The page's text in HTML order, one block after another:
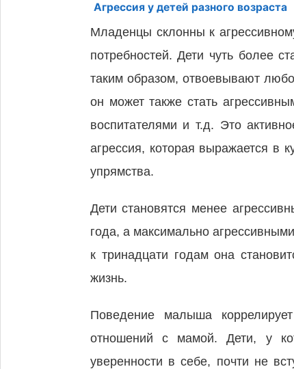
Агрессия у детей разного возраста
Младенцы склонны к
потребностей. Дети чуть более
таким образом, отвоевывают
он может также стать
воспитателями и т.д. Это
агрессия, которая выражается в
упрямства.
Дети становятся менее
года, а максимально
к тринадцати годам она
жизнь.
Поведение малыша
отношений с мамой. Дети, у
уверенности в себе, почти не